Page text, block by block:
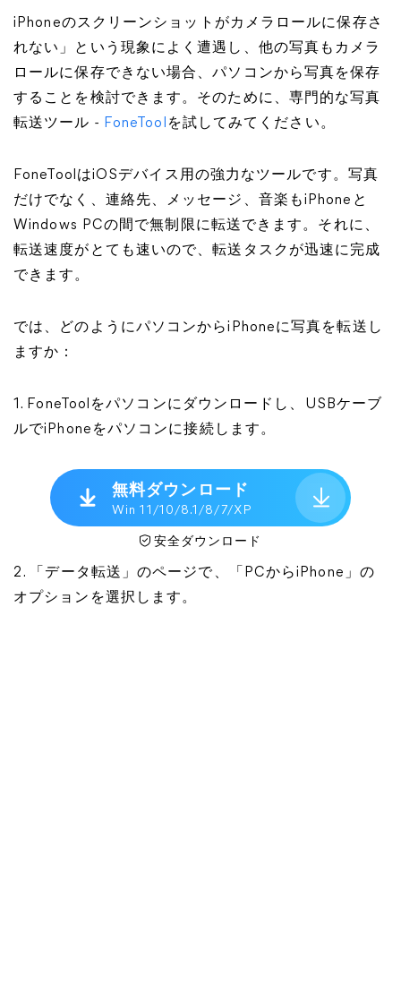
iPhoneのスクリーンショットがカメラロールに保存さ
れない」という現象によく遭遇し、他の写真もカメラ
ロールに保存できない場合、パソコンから写真を保存
することを検討できます。そのために、専門的な写真
転送ツール - FoneTool を試してみてください。
FoneToolはiOSデバイス用の強力なツールです。写真
だけでなく、連絡先、メッセージ、音楽もiPhoneと
Windows PCの間で無制限に転送できます。それに、
転送速度がとても速いので、転送タスクが迅速に完成
できます。
では、どのようにパソコンからiPhoneに写真を転送し
ますか：
1. FoneToolをパソコンにダウンロードし、USBケーブ
ルでiPhoneをパソコンに接続します。
無料ダウンロード
Win 11/10/8.1/8/7/XP
安全ダウンロード
2. 「データ転送」のページで、「PCからiPhone」の
オプションを選択します。